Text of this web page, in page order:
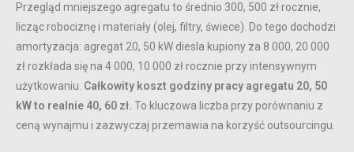
Przegląd mniejszego agregatu to średnio 300, 500 zł rocznie,
licząc robociznę i materiały (olej, filtry, świece). Do tego dochodzi
amortyzacja: agregat 20, 50 kW diesla kupiony za 8 000, 20 000
zł rozkłada się na 4 000, 10 000 zł rocznie przy intensywnym
użytkowaniu. Całkowity koszt godziny pracy agregatu 20, 50
kW to realnie 40, 60 zł. To kluczowa liczba przy porównaniu z
ceną wynajmu i zazwyczaj przemawia na korzyść outsourcingu.